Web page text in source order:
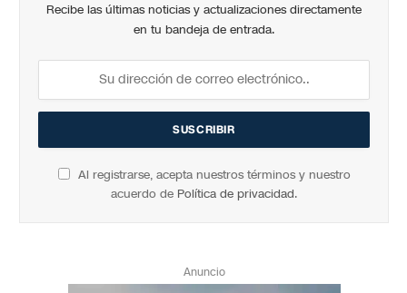
Recibe las últimas noticias y actualizaciones directamente
en tu bandeja de entrada.
Al registrarse, acepta nuestros términos y nuestro
acuerdo de Política de privacidad.
Anuncio